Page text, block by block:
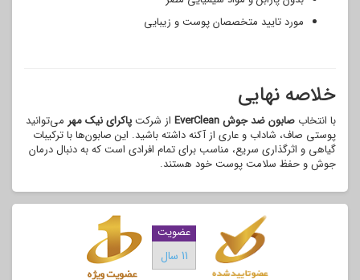
مورد تایید متخصصان پوست و زیبایی
خلاصه نهایی
با انتخاب صابون ضد جوش EverClean از شرکتپاکرای نیک مهر می‌توانید
پوستی صاف، شاداب و عاری از آکنه داشته باشید. این صابون‌ها با ترکیبات
گیاهی و اثرگذاری سریع، مناسب برای تمام افرادی است که به دنبال درمان
جوش و حفظ سلامت پوست خود هستند.
عضویت
11 سال